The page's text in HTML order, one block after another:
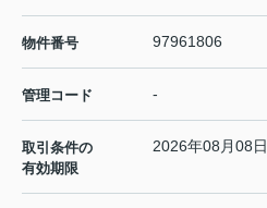
物件番号 97961806
管理コード -
取引条件の
有効期限
2026年08月08日